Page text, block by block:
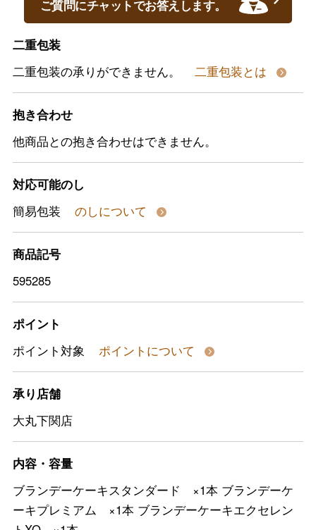
ご質問にチャットでお答えします。
二重包装
二重包装の承りができません。
二重包装とは
抱き合わせ
他商品との抱き合わせはできません。
対応可能のし
簡易包装
のしについて
商品記号
595285
ポイント
ポイント対象
ポイントについて
承り店舗
大丸下関店
内容・容量
ブランデーケーキスタンダード ×1本 ブランデーケ
ーキプレミアム ×1本 ブランデーケーキエクセレン